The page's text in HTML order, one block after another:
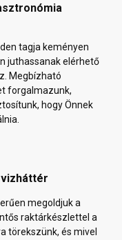
tagja keményen
juthassanak elérhető
Megbízható
forgalmazunk,
hogy Önnek
megoldjuk a
raktárkészlettel a
törekszünk, és mivel